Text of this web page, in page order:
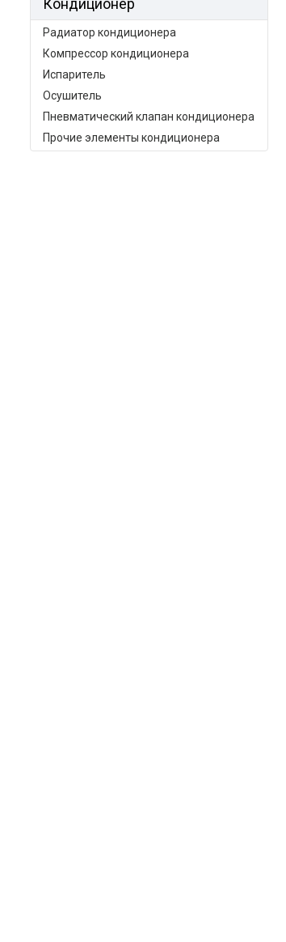
Кондиционер
Радиатор кондиционера
Компрессор кондиционера
Испаритель
Осушитель
Пневматический клапан кондиционера
Прочие элементы кондиционера